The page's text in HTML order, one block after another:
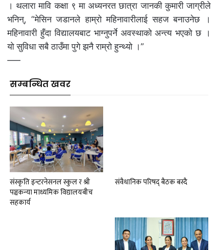
। थलारा मावि कक्षा ९ मा अध्यनरत छात्रा जानकी कुमारी जाग्रीले
भनिन्, “मेसिन जडानले हाम्रो महिनावारीलाई सहज बनाउनेछ ।
महिनावारी हुँदा विद्यालयबाट भाग्नुपर्ने अवस्थाको अन्त्य भएको छ ।
यो सुविधा सबै ठाउँमा पुगे झनै राम्रो हुन्थ्यो ।”
–––
सम्बन्धित खवर
संस्कृति इन्टरनेसनल स्कुल र श्री
पञ्चकन्या माध्यमिक विद्यालयबीच
सहकार्य
संवैधानिक परिषद् बैठक बस्दै